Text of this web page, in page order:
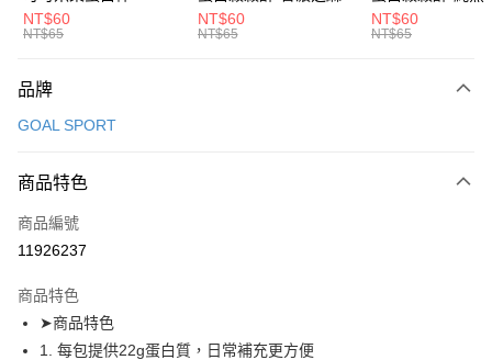
付款後全家取貨
付款後7-11取貨
新竹物流
離島（澎湖、金門、馬祖、小琉球）且不含部分鄉鎮 不含：澎湖縣
望安鄉、澎湖縣七美鄉與金門縣烏坵鄉
NT$60
NT$65
NT$60
NT$65
NT$60
NT$65
品牌
GOAL SPORT
商品特色
商品編號
11926237
商品特色
➤商品特色
1. 每包提供22g蛋白質，日常補充更方便